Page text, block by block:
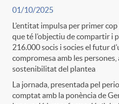
01/10/2025
L’entitat impulsa per primer
que té l’objectiu de compartir i
216.000 socis i socies el futur
compromesa amb les
sostenibilitat del plantea
La jornada, presentada pel
comptat amb la ponència de